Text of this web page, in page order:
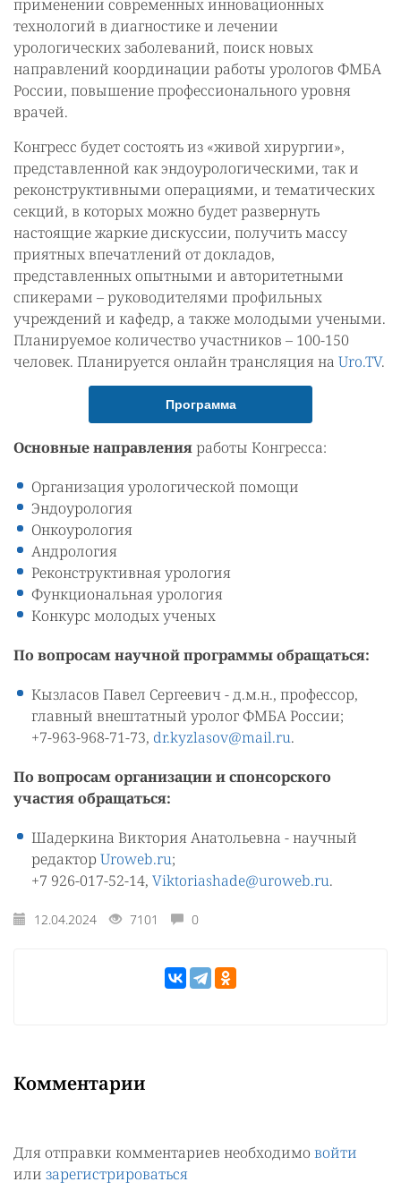
применении современных инновационных
технологий в диагностике и лечении
урологических заболеваний, поиск новых
направлений координации работы урологов ФМБА
России, повышение профессионального уровня
врачей.
Конгресс будет состоять из «живой хирургии»,
представленной как эндоурологическими, так и
реконструктивными операциями, и тематических
секций, в которых можно будет развернуть
настоящие жаркие дискуссии, получить массу
приятных впечатлений от докладов,
представленных опытными и авторитетными
спикерами – руководителями профильных
учреждений и кафедр, а также молодыми учеными.
Планируемое количество участников – 100-150
человек. Планируется онлайн трансляция на Uro.TV.
Программа
Основные направленияработы Конгресса:
Организация урологической помощи
Эндоурология
Онкоурология
Андрология
Реконструктивная урология
Функциональная урология
Конкурс молодых ученых
По вопросам научной программы обращаться:
Кызласов Павел Сергеевич - д.м.н., профессор,
главный внештатный уролог ФМБА России;
+7-963-968-71-73, dr.kyzlasov@mail.ru.
По вопросам организации и спонсорского
участия обращаться:
Шадеркина Виктория Анатольевна - научный
редактор Uroweb.ru;
+7 926-017-52-14, Viktoriashade@uroweb.ru.
12.04.2024 7101 0
Комментарии
Для отправки комментариев необходимо войти
или зарегистрироваться